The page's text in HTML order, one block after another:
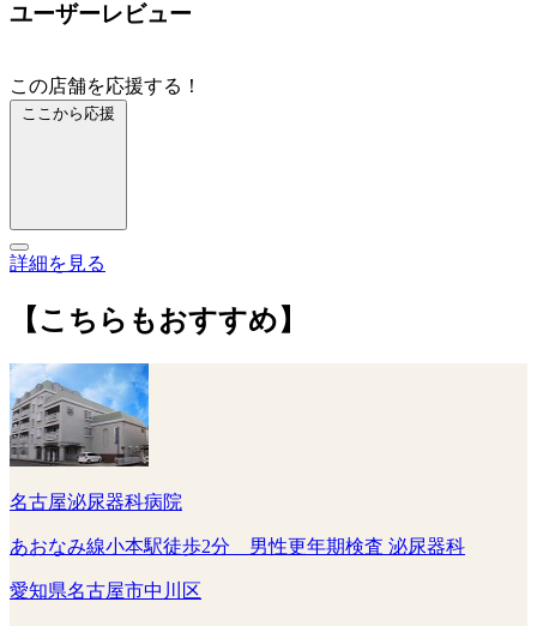
ユーザーレビュー
この店舗を応援する！
ここから応援
詳細を見る
【こちらもおすすめ】
名古屋泌尿器科病院
あおなみ線小本駅徒歩2分 男性更年期検査 泌尿器科
愛知県名古屋市中川区